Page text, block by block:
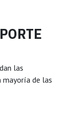
las
mayoría de las